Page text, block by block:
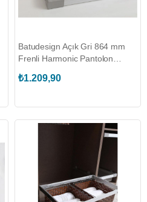
Batudesign Açık Gri 864 mm
Frenli Harmonic Pantolon
₺1.209,90